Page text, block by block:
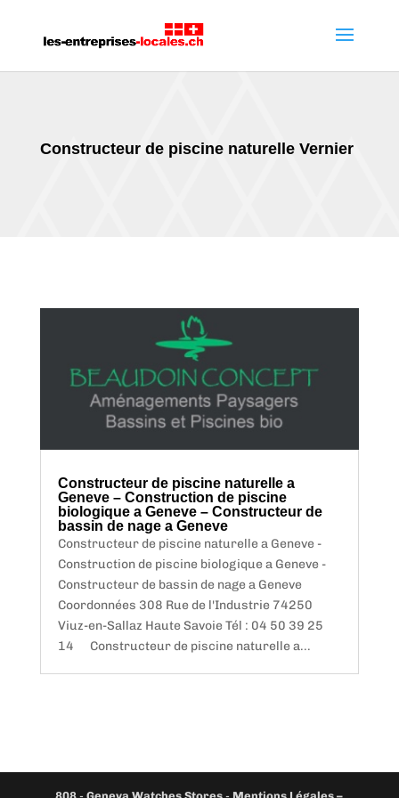
Constructeur de piscine naturelle Vernier
Constructeur de piscine naturelle a
Geneve – Construction de piscine
biologique a Geneve – Constructeur de
bassin de nage a Geneve
Constructeur de piscine naturelle a Geneve -
Construction de piscine biologique a Geneve -
Constructeur de bassin de nage a Geneve
Coordonnées 308 Rue de l'Industrie 74250
Viuz-en-Sallaz Haute Savoie Tél : 04 50 39 25
14 Constructeur de piscine naturelle a...